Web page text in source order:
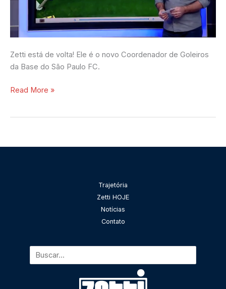
Zetti está de volta! Ele é o novo Coordenador de Goleiros
da Base do São Paulo FC.
Read More »
Trajetória
Zetti HOJE
Notícias
Contato
Pesquisar